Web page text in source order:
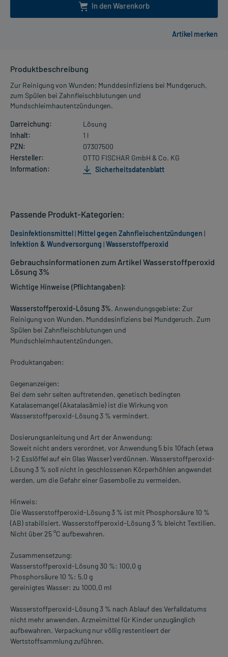
In den Warenkorb
Produktbeschreibung
Zur Reinigung von Wunden; Munddesinfiziens bei Mundgeruch,
zum Spülen bei Zahnfleischblutungen und
Mundschleimhautentzündungen.
Darreichung:
Lösung
Inhalt:
1 l
PZN:
07307500
Hersteller:
OTTO FISCHAR GmbH & Co. KG
Information:
Sicherheitsdatenblatt
Gebrauchsinformationen zum Artikel Wasserstoffperoxid
Lösung 3%
Wichtige Hinweise (Pflichtangaben):
Wasserstoffperoxid-Lösung 3%. Anwendungsgebiete: Zur
Reinigung von Wunden. Munddesinfiziens bei Mundgeruch. Zum
Spülen bei Zahnfleischblutungen und
Mundschleimhautentzündungen.
Produktangaben:
Gegenanzeigen:
Bei dem sehr selten auftretenden, genetisch bedingten
Katalasemangel (Akatalasämie) ist die Wirkung von
Wasserstoffperoxid-Lösung 3 % vermindert.
Dosierungsanleitung und Art der Anwendung:
Soweit nicht anders verordnet, vor Anwendung 5 bis 10fach (etwa
1-2 Esslöffel auf ein Glas Wasser) verdünnen. Wasserstoffperoxid-
Lösung 3 % soll nicht in geschlossenen Körperhöhlen angwendet
werden, um die Gefahr einer Gasembolie zu vermeiden.
Hinweis:
Die Wasserstoffperoxid-Lösung 3 % ist mit Phosphorsäure 10 %
(AB) stabilisiert. Wasserstoffperoxid-Lösung 3 % bleicht Textilien.
Nicht über 25 °C aufbewahren.
Zusammensetzung:
Wasserstoffperoxid-Lösung 30 %: 100,0 g
Phosphorsäure 10 %: 5,0 g
gereinigtes Wasser: zu 1000,0 ml
Wasserstoffperoxid-Lösung 3 % nach Ablauf des Verfalldatums
nicht mehr anwenden. Arzneimittel für Kinder unzugänglich
aufbewahren. Verpackung nur völlig restentieert der
Wertstoffsammlung zuführen.
Passende Produkt-Kategorien:
Desinfektionsmittel| Mittel gegen Zahnfleischentzündungen |
Infektion & Wundversorgung |Wasserstoffperoxid